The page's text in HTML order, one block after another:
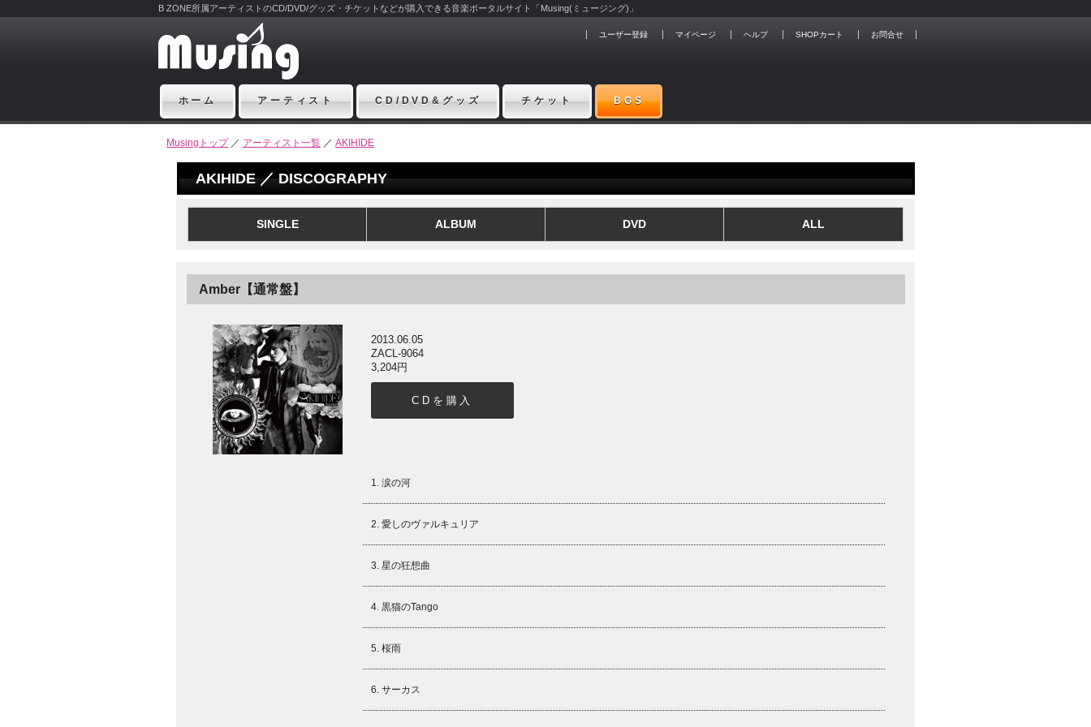
B ZONE所属アーティストのCD/DVD/グッズ・チケットなどが購入できる音楽ポータルサイト「Musing(ミュージング)」
ユーザー登録 マイページ ヘルプ SHOPカート お問合せ
ホーム アーティスト CD/DVD&グッズ チケット BGS
Musingトップ／ アーティスト一覧 ／ AKIHIDE
AKIHIDE ／ DISCOGRAPHY
SINGLE ALBUM DVD ALL
Amber【通常盤】
2013.06.05
ZACL-9064
3,204円
CDを購入
1. 涙の河
2. 愛しのヴァルキュリア
3. 星の狂想曲
4. 黒猫のTango
5. 桜雨
6. サーカス